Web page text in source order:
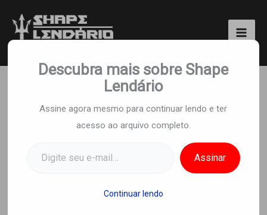
para
Hipertrofia feminina: O
guia completo
PorEquipe Shape Lendario
6 de maio de
Descubra mais sobre Shape
Lendário
Assine agora mesmo para continuar lendo e ter
acesso ao arquivo completo.
Assinar
Continuar lendo